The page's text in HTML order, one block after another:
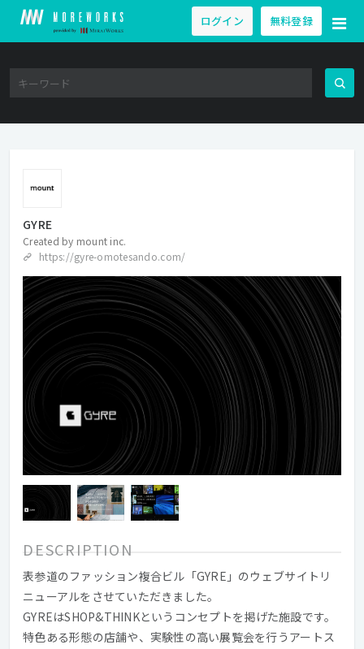
ログイン 無料登録
GYRE
Created by mount inc.
https://gyre-omotesando.com/
DESCRIPTION
表参道のファッション複合ビル「GYRE」のウェブサイトリ
ニューアルをさせていただきました。
GYREはSHOP&THINKというコンセプトを掲げた施設です。
特色ある形態の店舗や、実験性の高い展覧会を行うアートス